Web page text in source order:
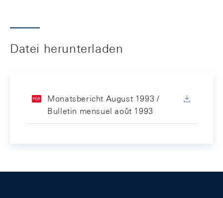
Datei herunterladen
Monatsbericht August 1993 /
Bulletin mensuel août 1993